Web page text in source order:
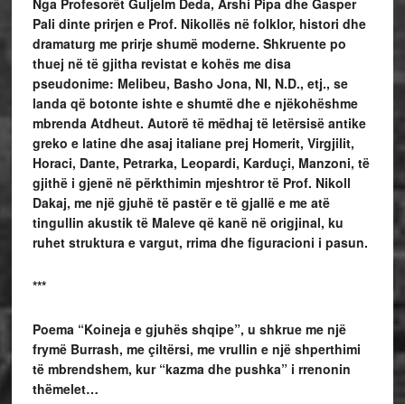
Nga Profesorët Guljelm Deda, Arshi Pipa dhe Gasper
Pali dinte prirjen e Prof. Nikollës në folklor, histori dhe
dramaturg me prirje shumë moderne. Shkruente po
thuej në të gjitha revistat e kohës me disa
pseudonime: Melibeu, Basho Jona, NI, N.D., etj., se
landa që botonte ishte e shumtë dhe e njëkohëshme
mbrenda Atdheut. Autorë të mëdhaj të letërsisë antike
greko e latine dhe asaj italiane prej Homerit, Virgjilit,
Horaci, Dante, Petrarka, Leopardi, Karduçi, Manzoni, të
gjithë i gjenë në përkthimin mjeshtror të Prof. Nikoll
Dakaj, me një gjuhë të pastër e të gjallë e me atë
tingullin akustik të Maleve që kanë në origjinal, ku
ruhet struktura e vargut, rrima dhe figuracioni i pasun.
***
Poema “Koineja e gjuhës shqipe”, u shkrue me një
frymë Burrash, me çiltërsi, me vrullin e një shperthimi
të mbrendshem, kur “kazma dhe pushka” i rrenonin
thëmelet…